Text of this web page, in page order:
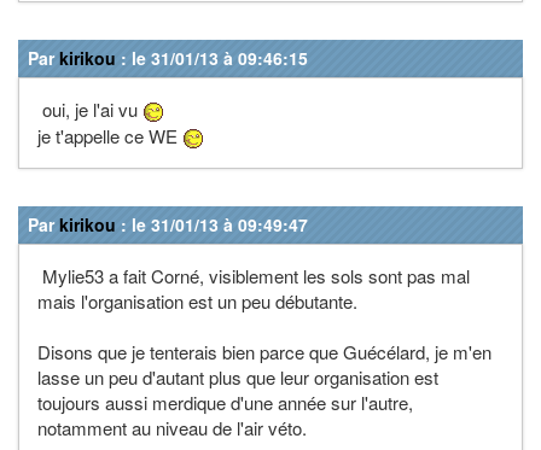
Parkirikou : le 31/01/13 à 09:46:15
oui, je l'ai vu
je t'appelle ce WE
Parkirikou : le 31/01/13 à 09:49:47
Mylie53 a fait Corné, visiblement les sols sont pas mal
mais l'organisation est un peu débutante.
Disons que je tenterais bien parce que Guécélard, je m'en
lasse un peu d'autant plus que leur organisation est
toujours aussi merdique d'une année sur l'autre,
notamment au niveau de l'air véto.